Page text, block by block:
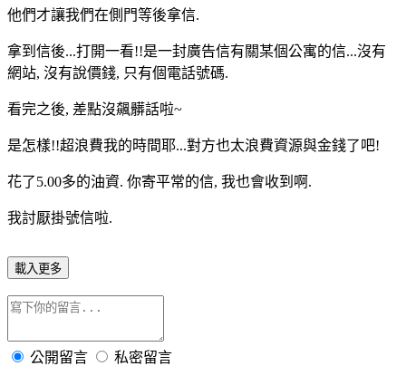
他們才讓我們在側門等後拿信.
拿到信後...打開一看!!是一封廣告信有關某個公寓的信...沒有
網站, 沒有說價錢, 只有個電話號碼.
看完之後, 差點沒飆髒話啦~
是怎樣!!超浪費我的時間耶...對方也太浪費資源與金錢了吧!
花了5.00多的油資. 你寄平常的信, 我也會收到啊.
我討厭掛號信啦.
載入更多
公開留言 私密留言